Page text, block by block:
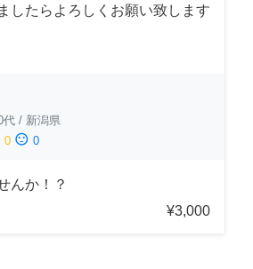
したらよろしくお願い致します
代 / 新潟県
0 sentiment_dissatisfied 0
んか！？
¥3,000